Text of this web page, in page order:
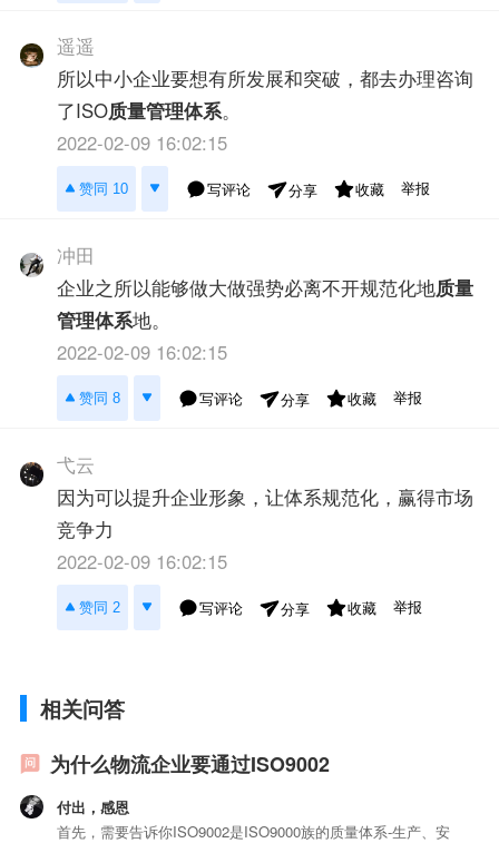
遥遥
所以中小企业要想有所发展和突破，都去办理咨询
了ISO质量管理体系。
2022-02-09 16:02:15
赞同 10 写评论 分享 收藏 举报
冲田
企业之所以能够做大做强势必离不开规范化地质量
管理体系地。
2022-02-09 16:02:15
赞同 8 写评论 分享 收藏 举报
弋云
因为可以提升企业形象，让体系规范化，赢得市场
竞争力
2022-02-09 16:02:15
赞同 2 写评论 分享 收藏 举报
相关问答
为什么物流企业要通过ISO9002
付出，感恩
首先，需要告诉你ISO9002是ISO9000族的质量体系-生产、安